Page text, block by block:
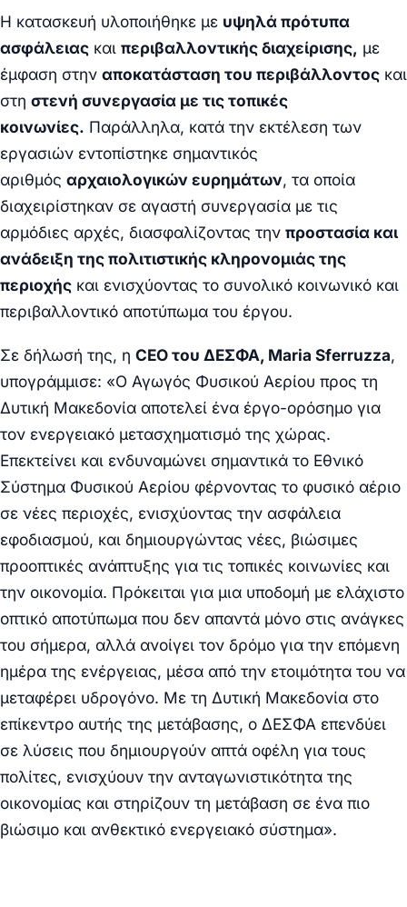
Η κατασκευή υλοποιήθηκε με υψηλά πρότυπα
ασφάλειας και περιβαλλοντικής διαχείρισης, με
έμφαση στην αποκατάσταση του περιβάλλοντος και
στη στενή συνεργασία με τις τοπικές
κοινωνίες. Παράλληλα, κατά την εκτέλεση των
εργασιών εντοπίστηκε σημαντικός
αριθμός αρχαιολογικών ευρημάτων, τα οποία
διαχειρίστηκαν σε αγαστή συνεργασία με τις
αρμόδιες αρχές, διασφαλίζοντας την προστασία και
ανάδειξη της πολιτιστικής κληρονομιάς της
περιοχής και ενισχύοντας το συνολικό κοινωνικό και
περιβαλλοντικό αποτύπωμα του έργου.
Σε δήλωσή της, η CEO του ΔΕΣΦΑ, Maria Sferruzza,
υπογράμμισε: «Ο Αγωγός Φυσικού Αερίου προς τη
Δυτική Μακεδονία αποτελεί ένα έργο-ορόσημο για
τον ενεργειακό μετασχηματισμό της χώρας.
Επεκτείνει και ενδυναμώνει σημαντικά το Εθνικό
Σύστημα Φυσικού Αερίου φέρνοντας το φυσικό αέριο
σε νέες περιοχές, ενισχύοντας την ασφάλεια
εφοδιασμού, και δημιουργώντας νέες, βιώσιμες
προοπτικές ανάπτυξης για τις τοπικές κοινωνίες και
την οικονομία. Πρόκειται για μια υποδομή με ελάχιστο
οπτικό αποτύπωμα που δεν απαντά μόνο στις ανάγκες
του σήμερα, αλλά ανοίγει τον δρόμο για την επόμενη
ημέρα της ενέργειας, μέσα από την ετοιμότητα του να
μεταφέρει υδρογόνο. Με τη Δυτική Μακεδονία στο
επίκεντρο αυτής της μετάβασης, ο ΔΕΣΦΑ επενδύει
σε λύσεις που δημιουργούν απτά οφέλη για τους
πολίτες, ενισχύουν την ανταγωνιστικότητα της
οικονομίας και στηρίζουν τη μετάβαση σε ένα πιο
βιώσιμο και ανθεκτικό ενεργειακό σύστημα».